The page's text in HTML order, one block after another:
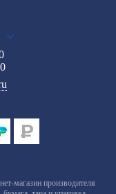
магазин производителя